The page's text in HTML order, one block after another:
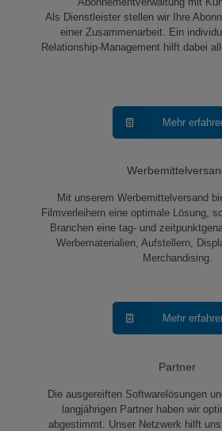
Als Dienstleister stellen wir Ihre
einer Zusammenarbeit. Ein
Relationship-Management hilft dabei
Mehr
Mit unserem Werbemittelversand
Filmverleihern eine optimale Lösung,
Branchen eine tag- und
Werbematerialien, Aufstellern,
Merchandising.
Mehr
Partner
Die ausgereiften Softwarelösungen
langjährigen Partner haben wir
abgestimmt. Unser Netzwerk hilft